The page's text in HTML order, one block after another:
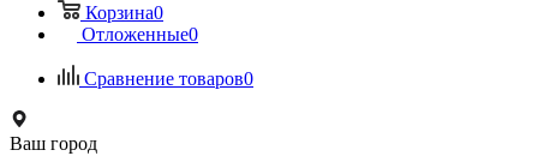
Корзина0
Отложенные0
Сравнение товаров0
Ваш город